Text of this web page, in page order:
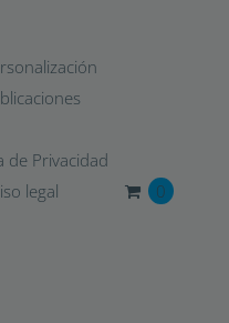
Privacidad
legal 0